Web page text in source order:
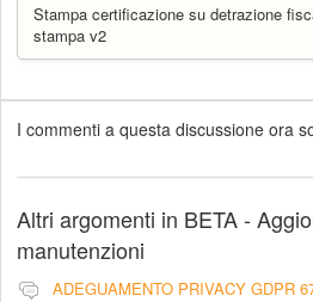
Stampa certificazione su detrazione
stampa v2
I commenti a questa discussione ora
Altri argomenti in BETA -
manutenzioni
ADEGUAMENTO PRIVACY GDPR